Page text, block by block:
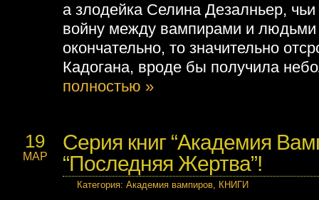
а злодейка Селина Дезалньер,
войну между вампирами и
окончательно, то значительно
Кадогана, вроде бы получила
полностью »
19
МАР
Серия книг “Академия
“Последняя Жертва”!
Категория: Академия вампиров, КНИГИ